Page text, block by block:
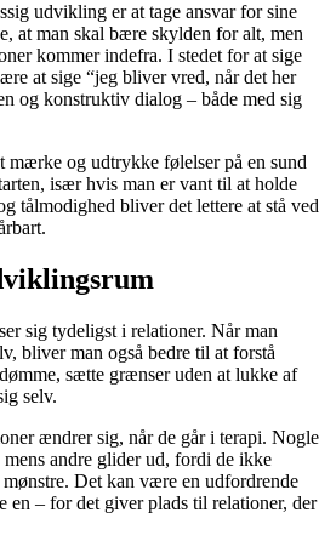
udvikling er at tage ansvar for sine
at man skal bære skylden for alt, men
kommer indefra. I stedet for at sige
at sige “jeg bliver vred, når det her
og konstruktiv dialog – både med sig
mærke og udtrykke følelser på en sund
især hvis man er vant til at holde
tålmodighed bliver det lettere at stå ved
sig tydeligst i relationer. Når man
bliver man også bedre til at forstå
sætte grænser uden at lukke af
selv.
ændrer sig, når de går i terapi. Nogle
andre glider ud, fordi de ikke
Det kan være en udfordrende
en – for det giver plads til relationer, der